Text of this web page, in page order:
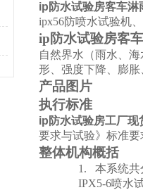
ip防水试验房客车淋
ipx56防喷水试验机
ip防水试验房客
自然界水（雨水、
形、强度下降、膨
产品图片
执行标准
ip防水试验房工厂现
要求与试验》标准要
整体机构概括
1. 本系统共
IPX5-6喷水